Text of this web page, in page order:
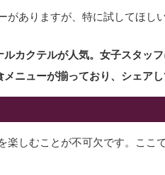
ありますが、特に試してほし
カクテルが人気。女子スタッ
ニューが揃っており、シェアし
楽しむことが不可欠です。ここ